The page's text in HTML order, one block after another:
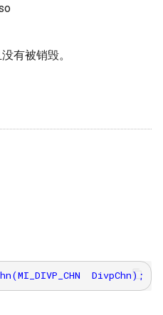
有被销毁。